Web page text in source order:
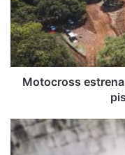
el
campeonato,
la
pista
Las
Vueltas
Motocross
Reducción
del